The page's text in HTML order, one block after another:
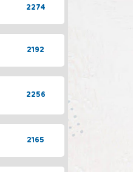
2274
2192
2256
2165